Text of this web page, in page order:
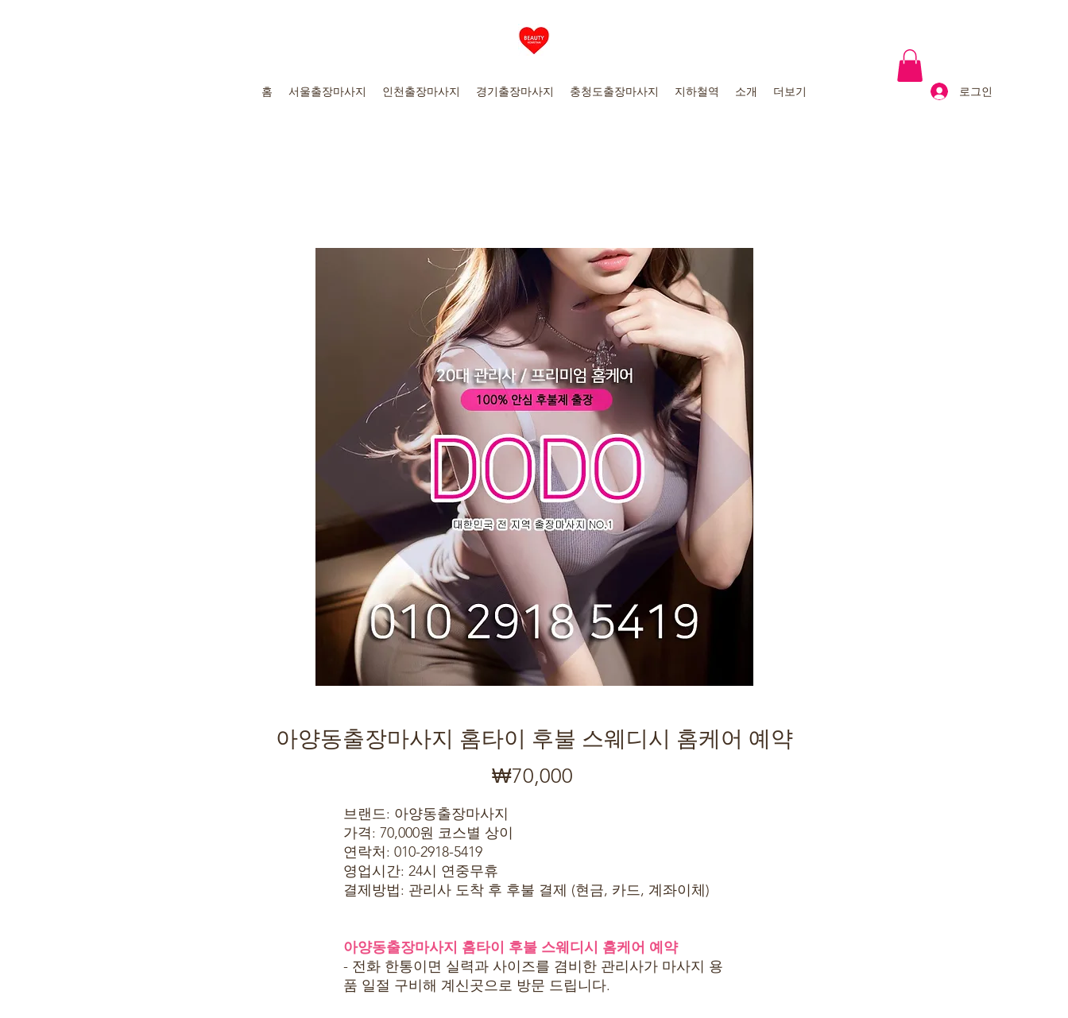
홈 서울출장마사지 인천출장마사지 경기출장마사지 충청도출장마사지 지하철역 소개 더보기 로그인
아양동출장마사지 홈타이 후불 스웨디시 홈케어 예약
₩70,000가
브랜드: 아양동출장마사지
가격: 70,000원 코스별 상이
연락처: 010-2918-5419
영업시간: 24시 연중무휴
결제방법: 관리사 도착 후 후불 결제 (현금, 카드, 계좌이체)
아양동출장마사지 홈타이 후불 스웨디시 홈케어 예약
- 전화 한통이면 실력과 사이즈를 겸비한 관리사가 마사지 용
품 일절 구비해 계신곳으로 방문 드립니다.